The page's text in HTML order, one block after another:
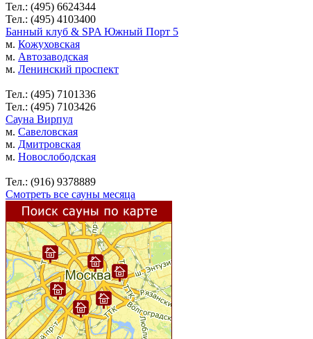
Тел.: (495) 6624344
Тел.: (495) 4103400
Банный клуб & SPA Южный Порт 5
м. Кожуховская
м. Автозаводская
м. Ленинский проспект
Тел.: (495) 7101336
Тел.: (495) 7103426
Сауна Вирпул
м. Савеловская
м. Дмитровская
м. Новослободская
Тел.: (916) 9378889
Смотреть все сауны месяца